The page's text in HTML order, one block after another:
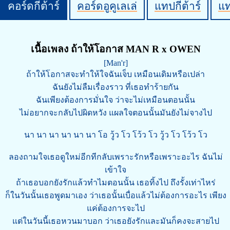
คอร์ดกีต้าร์ คอร์ดอูคูเลเล่ แทปกีต้าร์ แ
เนื้อเพลง ถ้าให้โอกาส MAN R x OWEN
[Man'r]
ถ้าให้โอกาสจะทำให้ใจฉันเจ็บ เหมือนเดิมหรือเปล่า
ฉันยังไม่ลืมเรื่องราว ที่เธอทำร้ายกัน
ฉันเพียงต้องการมั่นใจ ว่าจะไม่เหมือนตอนนั้น
ไม่อยากจะกลับไปผิดหวัง แผลใจตอนนั้นมันยังไม่จางไป
นา นา นา นา นา นา โอ วู้ว โว โว้ว โว วู้ว โว โว้ว โว
ลองถามใจเธอดูใหม่อีกทีกลับเพราะรักหรือเพราะอะไร ฉันไม่
เข้าใจ
ถ้าเธอบอกยังรักแล้วทำไมตอนนั้น เธอทิ้งไป ถึงรั้งเท่าไหร่
ก็ในวันนั้นเธอพูดมาเอง ว่าเธอนั้นเบื่อแล้วไม่ต้องการอะไร เพียง
แค่ต้องการจะไป
แต่ในวันนี้เธอหวนมาบอก ว่าเธอยังรักและมันก็คงจะสายไป